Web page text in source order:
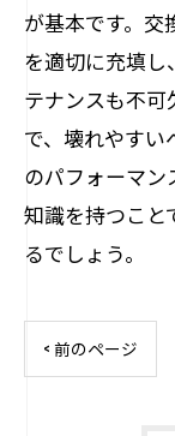
が基本です。交
を適切に充填し
テナンスも不可
で、壊れやす
のパフォーマン
知識を持つこと
るでしょう。
< 前のページ